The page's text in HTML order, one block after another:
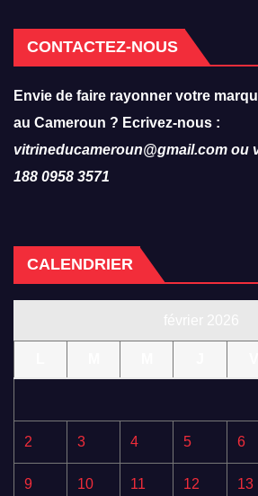
CONTACTEZ-NOUS
Envie de faire rayonner votre
au Cameroun ? Ecrivez-nous :
vitrineducameroun@gmail.com ou
188 0958 3571
CALENDRIER
2 3 4 5 6
9 10 11 12 13